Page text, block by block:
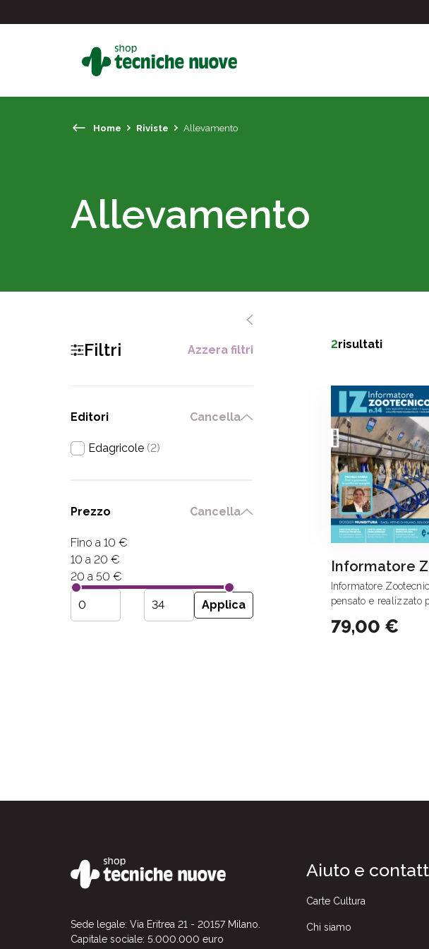
Home Riviste Allevamento
Allevamento
Filtri Azzera filtri 2risultati
Editori Cancella
Edagricole (2)
Prezzo Cancella
Fino a 10 €
10 a 20 €
20 a 50 €
Applica
Informatore
Informatore
pensato e realizzato
l'allevamento del
79,00 €
Sede legale: Via Eritrea 21 - 20157 Milano.
Capitale sociale: 5.000.000 euro
Aiuto e
Carte Cultura
Chi siamo